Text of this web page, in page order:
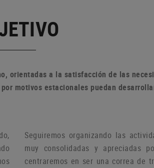
orientadas a la satisfacción de las
motivos estacionales puedan
Seguiremos organizando las
muy consolidadas y apreciadas
centraremos en ser una correa de